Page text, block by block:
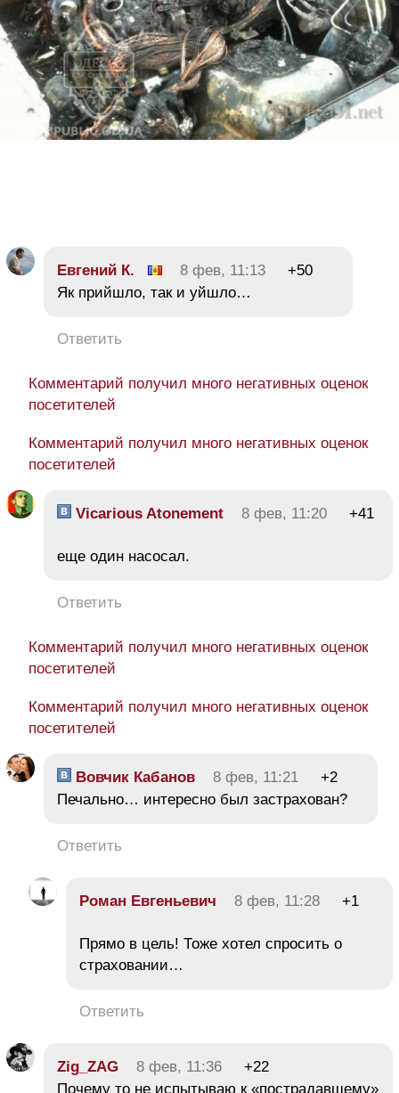
Евгений К. 8 фев, 11:13
+50
Як прийшло, так и уйшло…
Ответить
Комментарий получил много негативных оценок
посетителей
Комментарий получил много негативных оценок
посетителей
Vicarious Atonement 8 фев, 11:20 +41
еще один насосал.
Ответить
Комментарий получил много негативных оценок
посетителей
Комментарий получил много негативных оценок
посетителей
Вовчик Кабанов 8 фев, 11:21
+2
Печально… интересно был застрахован?
Ответить
Роман Евгеньевич 8 фев, 11:28 +1
Прямо в цель! Тоже хотел спросить о
страховании…
Ответить
Zig_ZAG 8 фев, 11:36
+22
Почему то не испытываю к «пострадавшему»